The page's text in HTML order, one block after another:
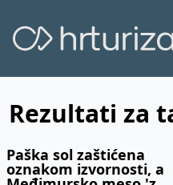
Rezultati za
Paška sol zaštićena
oznakom izvornosti, a